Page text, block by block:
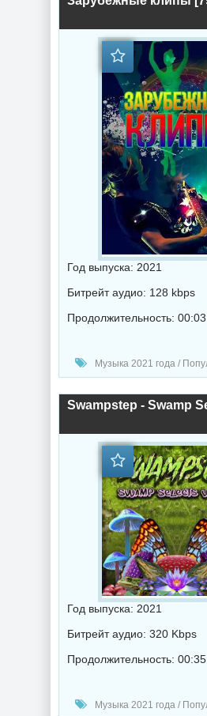
Год выпуска: 2021
Битрейт аудио: 128 kbps
Продолжительность:
Музыка 2021 года / Популярная музыка / Рок - альтернативная музыка / Электронная музыка / Хаус музыка / Транс
Год выпуска: 2021
Битрейт аудио: 320 Kbps
Продолжительность:
Музыка 2021 года / Популярная